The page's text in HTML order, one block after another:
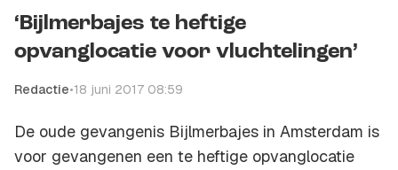
‘Bijlmerbajes te heftige
opvanglocatie voor vluchtelingen’
Redactie•18 juni 2017 08:59
De oude gevangenis Bijlmerbajes in Amsterdam is
voor gevangenen een te heftige opvanglocatie